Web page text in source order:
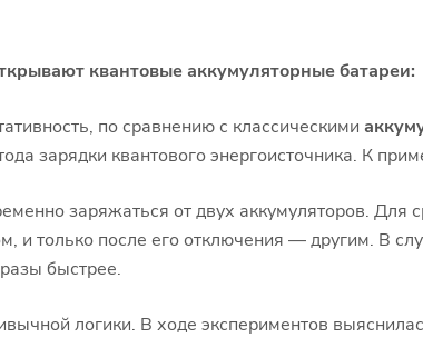
квантовые аккумуляторные батареи:
по сравнению с классическими
зарядки квантового энергоисточника. К
заряжаться от двух аккумуляторов. Для
и только после его отключения — другим. В
быстрее.
логики. В ходе экспериментов